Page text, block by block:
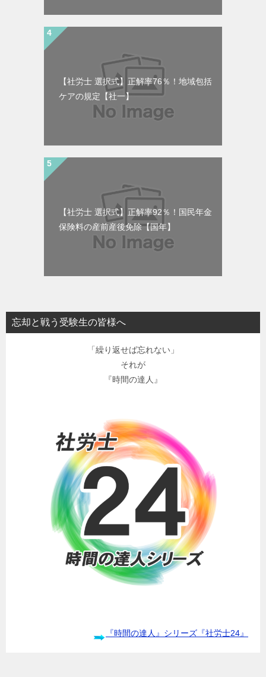
【社労士 選択式】正解率76％！地域包括
ケアの規定【社一】
【社労士 選択式】正解率92％！国民年金
保険料の産前産後免除【国年】
忘却と戦う受験生の皆様へ
「繰り返せば忘れない」
それが
『時間の達人』
『時間の達人』シリーズ『社労士24』